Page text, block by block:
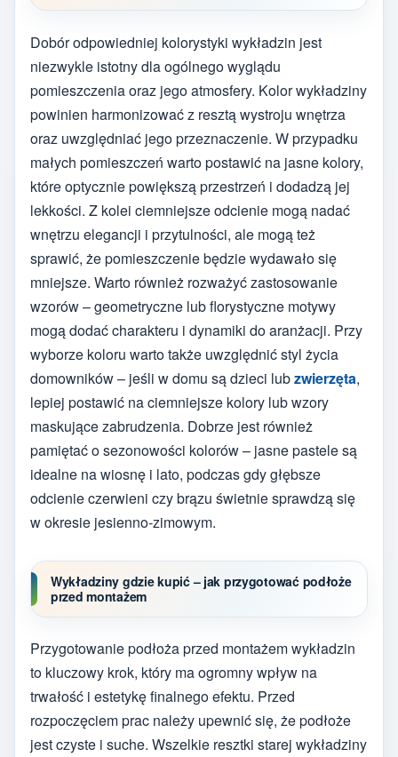
Dobór odpowiedniej kolorystyki wykładzin jest
niezwykle istotny dla ogólnego wyglądu
pomieszczenia oraz jego atmosfery. Kolor wykładziny
powinien harmonizować z resztą wystroju wnętrza
oraz uwzględniać jego przeznaczenie. W przypadku
małych pomieszczeń warto postawić na jasne kolory,
które optycznie powiększą przestrzeń i dodadzą jej
lekkości. Z kolei ciemniejsze odcienie mogą nadać
wnętrzu elegancji i przytulności, ale mogą też
sprawić, że pomieszczenie będzie wydawało się
mniejsze. Warto również rozważyć zastosowanie
wzorów – geometryczne lub florystyczne motywy
mogą dodać charakteru i dynamiki do aranżacji. Przy
wyborze koloru warto także uwzględnić styl życia
domowników – jeśli w domu są dzieci lubzwierzęta,
lepiej postawić na ciemniejsze kolory lub wzory
maskujące zabrudzenia. Dobrze jest również
pamiętać o sezonowości kolorów – jasne pastele są
idealne na wiosnę i lato, podczas gdy głębsze
odcienie czerwieni czy brązu świetnie sprawdzą się
w okresie jesienno-zimowym.
Wykładziny gdzie kupić – jak przygotować podłoże
przed montażem
Przygotowanie podłoża przed montażem wykładzin
to kluczowy krok, który ma ogromny wpływ na
trwałość i estetykę finalnego efektu. Przed
rozpoczęciem prac należy upewnić się, że podłoże
jest czyste i suche. Wszelkie resztki starej wykładziny